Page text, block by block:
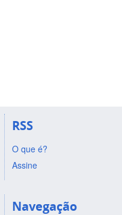
RSS
O que é?
Assine
Navegação